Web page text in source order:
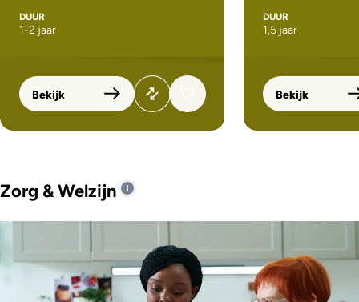
DUUR
1-2 jaar
Bekijk
DUUR
1,5 jaar
Bekijk
Zorg & Welzijn